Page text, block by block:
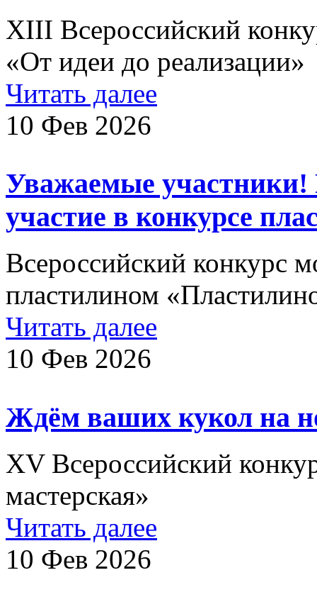
XIII Всероссийский
«От идеи до реализации»
Читать далее
10 Фев 2026
Уважаемые
участие в конкурсе
Всероссийский конкурс
пластилином
Читать далее
10 Фев 2026
Ждём ваших кукол на
XV Всероссийский
мастерская»
Читать далее
10 Фев 2026